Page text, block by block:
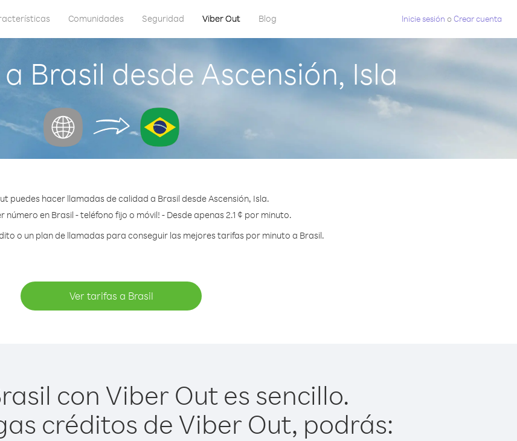
Comunidades Seguridad Viber Out Blog Inicie sesión oCrear cuenta
Brasil desde Ascensión, Isla
puedes hacer llamadas de calidad a Brasil desde Ascensión, Isla.
número en Brasil - teléfono fijo o móvil! - Desde apenas 2.1 ¢ por minuto.
o un plan de llamadas para conseguir las mejores tarifas por minuto a Brasil.
Ver tarifas a Brasil
con Viber Out es sencillo.
créditos de Viber Out, podrás: